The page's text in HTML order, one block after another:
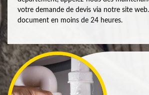
votre demande de devis via notre site
document en moins de 24 heures.